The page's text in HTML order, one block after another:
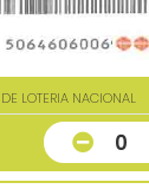
DE LOTERIA NACIONAL
0